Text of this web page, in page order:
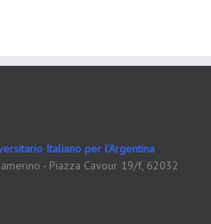
Italiano per l'Argentina
- Piazza Cavour 19/f, 62032